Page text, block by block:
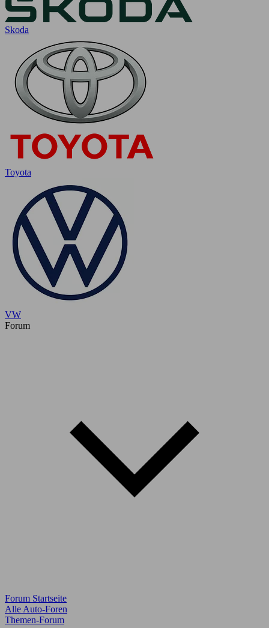
Skoda
Toyota
VW
Forum
Forum Startseite
Alle Auto-Foren
Themen-Forum